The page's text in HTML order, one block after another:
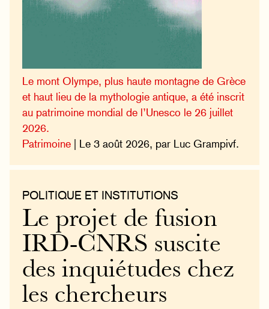
Le mont Olympe, plus haute montagne de Grèce
et haut lieu de la mythologie antique, a été inscrit
au patrimoine mondial de l’Unesco le 26 juillet
2026.
Patrimoine | Le 3 août 2026, par Luc Grampivf.
POLITIQUE ET INSTITUTIONS
Le projet de fusion
IRD-CNRS suscite
des inquiétudes chez
les chercheurs